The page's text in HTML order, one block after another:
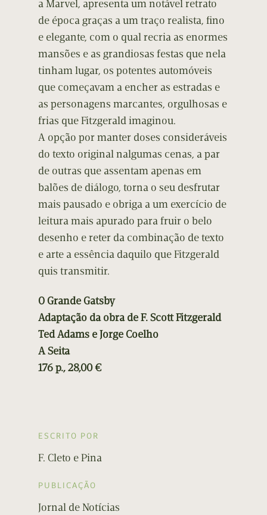
a Marvel, apresenta um notável retrato
de época graças a um traço realista, fino
e elegante, com o qual recria as enormes
mansões e as grandiosas festas que nela
tinham lugar, os potentes automóveis
que começavam a encher as estradas e
as personagens marcantes, orgulhosas e
frias que Fitzgerald imaginou.
A opção por manter doses consideráveis
do texto original nalgumas cenas, a par
de outras que assentam apenas em
balões de diálogo, torna o seu desfrutar
mais pausado e obriga a um exercício de
leitura mais apurado para fruir o belo
desenho e reter da combinação de texto
e arte a essência daquilo que Fitzgerald
quis transmitir.
O Grande Gatsby
Adaptação da obra de F. Scott Fitzgerald
Ted Adams e Jorge Coelho
A Seita
176 p., 28,00 €
ESCRITO POR
F. Cleto e Pina
PUBLICAÇÃO
Jornal de Notícias